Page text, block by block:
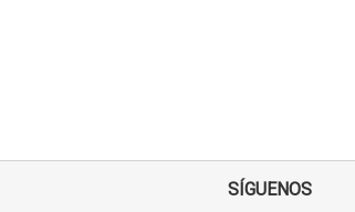
SÍGUENOS